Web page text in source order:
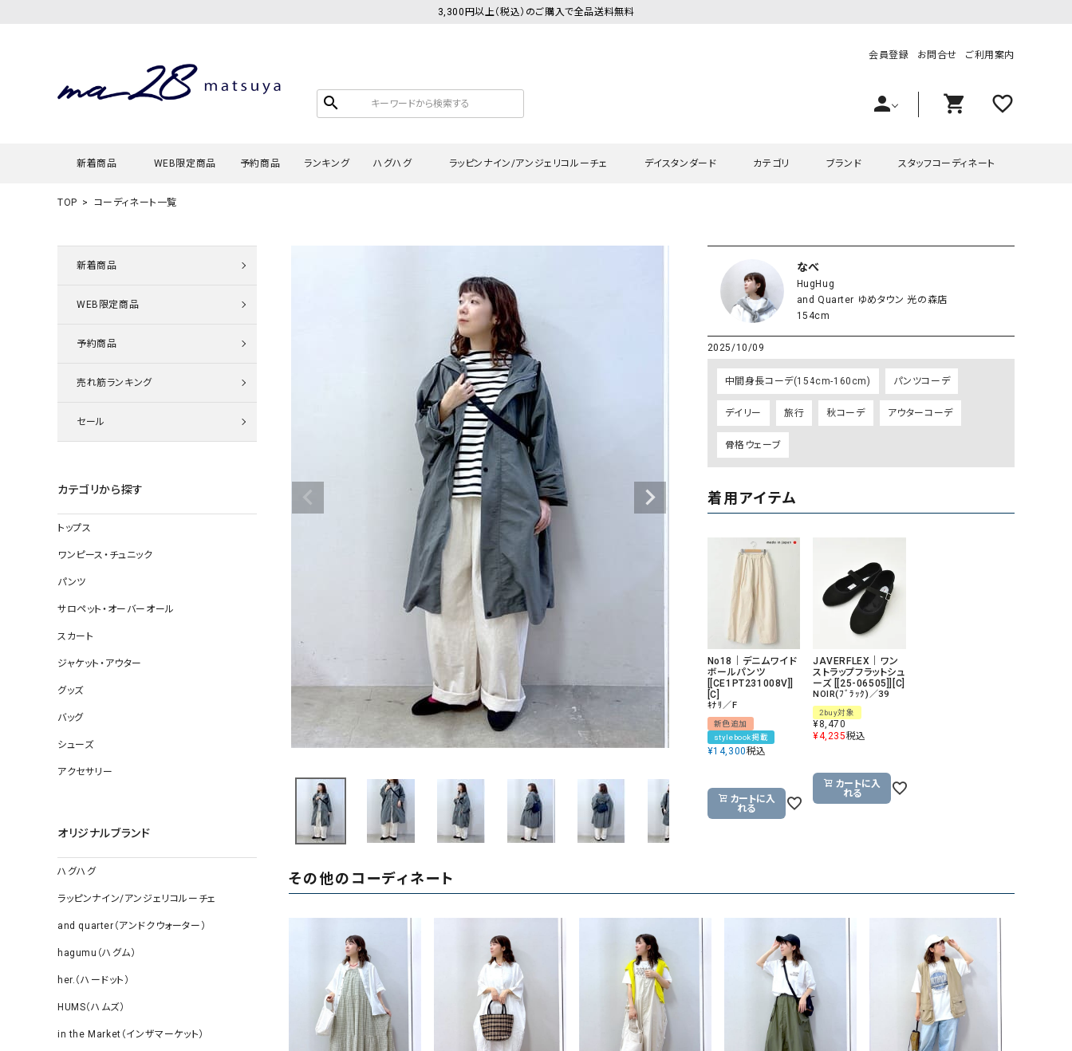
3,300円以上（税込）のご購入で全品送料無料
search
会員登録 お問合せ ご利用案内
person shopping_cart favorite_outline
新着商品 WEB限定商品 予約商品 ランキング ハグハグ
ロング・マキシ丈
その他スカート
すべて見る
その他雑貨
ラッピンナイン/アンジェリコルーチェ
タンクトップ・キャミソール
デニムパンツ
その他のパンツ
ジャケット
コート
その他アウター
デイスタンダード
チュニック
ロング・マキシ丈
その他スカート
すべて見る
帽子
ソックス・その他雑貨
カテゴリ
サロペット・オーバーオール
スカート
ワンピース・チュニック
ジャケット・アウター
ブランド
ラッピンナイン/アンジェリコルーチェ
hagumu（ハグム）
her.（ハードット）
and quarter（アンドクウォーター） HUMS（ハムズ）
day standard（デイスタンダード）
08mab(ゼロハチマブ)
1%（イチ パーセント） LAOCOONTE（ラオコンテ）
1 metre carre（アンメートルキャレ ）
120%lino（ワンハンドレッドトゥエンティ
ーパーセントリノ）
ASFVLT（アスファルト）
Ampersand（アンパサンド）
Antiquite's（アンティークス）
Audition（オーディション）
blue willow（ブルーウィロー）
ルスター）
Champion（チャンピオン） RED CARD（レッドカード）
DENIM DUNGAREE（デニムダンガリー） SO（エスオー）
Deck（ディック） SUN VALLEY（サンバレー）
EVOL（イーボル）
SCOTCH&SODA（スコッ
ダ）
Emma Taylor（エマテイラー） SUGAR ROSE（シュガーロ
スタッフコーディネート
TOP コーディネート一覧
新着商品
WEB限定商品
予約商品
売れ筋ランキング
セール
カテゴリから探す
トップス
ワンピース・チュニック
パンツ
サロペット・オーバーオール
スカート
ジャケット・アウター
グッズ
バッグ
シューズ
アクセサリー
オリジナルブランド
ハグハグ
ラッピンナイン/アンジェリコルーチェ
and quarter（アンドクウォーター）
hagumu（ハグム）
her.（ハードット）
HUMS（ハムズ）
in the Market（インザマーケット）
なべ
HugHug
and Quarter ゆめタウン 光の森店
154cm
2025/10/09
中間身長コーデ(154cm-160cm) パンツコーデ
デイリー 旅行 秋コーデ アウターコーデ
骨格ウェーブ
着用アイテム
No18｜デニムワイド
ボールパンツ
[[CE1PT231008V]]
[C]
ｷﾅﾘ／F
新色追加
stylebook掲載
¥14,300税込
カートに入
れる
JAVERFLEX｜ワン
ストラップフラットシュ
ーズ [[25-06505]][C]
NOIR(ﾌﾞﾗｯｸ)／39
2buy対象
¥8,470
¥4,235税込
カートに入
れる
その他のコーディネート